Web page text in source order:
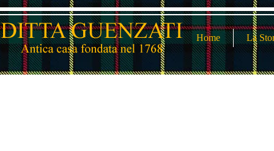
Home La